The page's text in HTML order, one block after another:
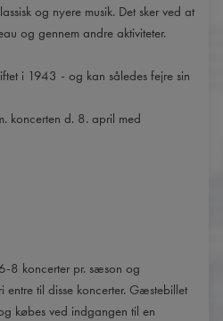
og nyere musik. Det sker ved at
og gennem andre aktiviteter.
i 1943 - og kan således fejre sin
koncerten d. 8. april med
8 koncerter pr. sæson og
entre til disse koncerter. Gæstebillet
købes ved indgangen til en